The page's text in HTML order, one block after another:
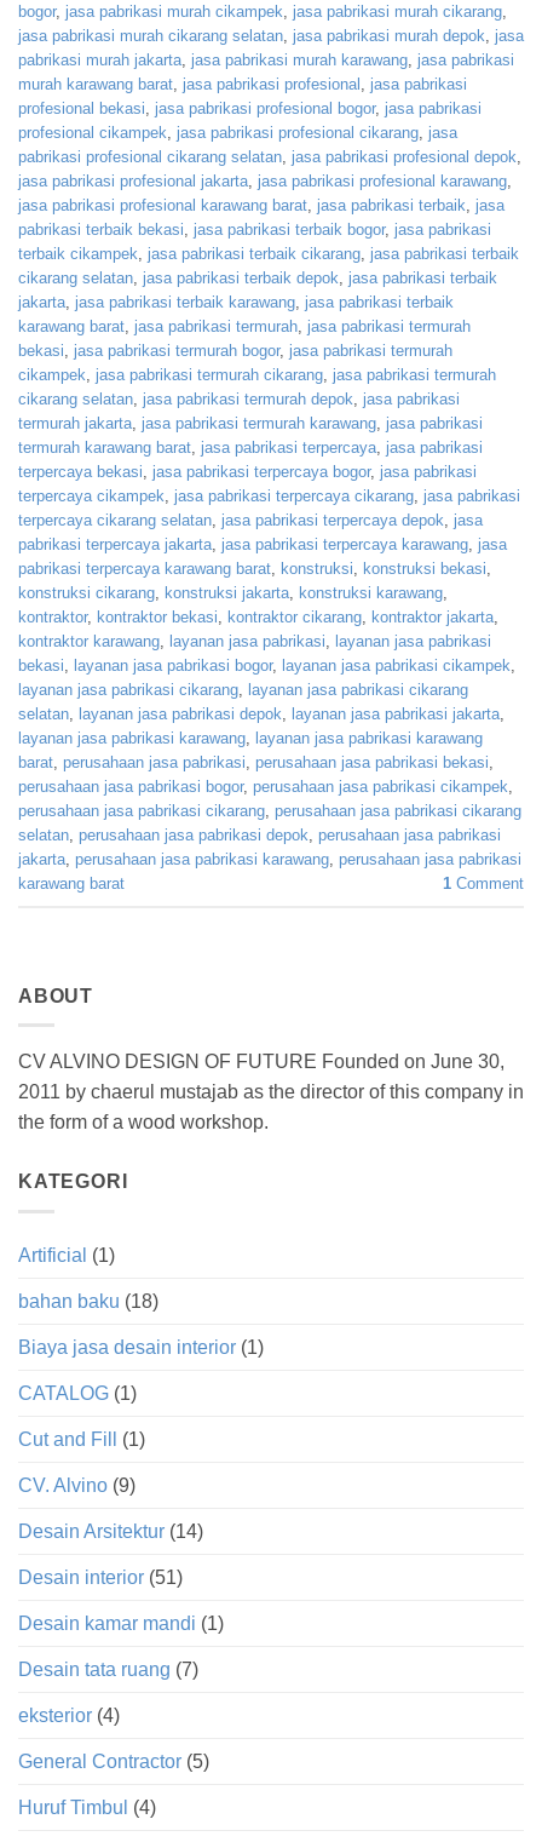
bogor, jasa pabrikasi murah cikampek, jasa pabrikasi murah cikarang,
jasa pabrikasi murah cikarang selatan, jasa pabrikasi murah depok, jasa
pabrikasi murah jakarta, jasa pabrikasi murah karawang, jasa pabrikasi
murah karawang barat, jasa pabrikasi profesional , jasa pabrikasi
profesional bekasi, jasa pabrikasi profesional bogor, jasa pabrikasi
profesional cikampek, jasa pabrikasi profesional cikarang, jasa
pabrikasi profesional cikarang selatan, jasa pabrikasi profesional depok,
jasa pabrikasi profesional jakarta, jasa pabrikasi profesional karawang,
jasa pabrikasi profesional karawang barat, jasa pabrikasi terbaik, jasa
pabrikasi terbaik bekasi, jasa pabrikasi terbaik bogor, jasa pabrikasi
terbaik cikampek, jasa pabrikasi terbaik cikarang, jasa pabrikasi terbaik
cikarang selatan, jasa pabrikasi terbaik depok, jasa pabrikasi terbaik
jakarta, jasa pabrikasi terbaik karawang, jasa pabrikasi terbaik
karawang barat, jasa pabrikasi termurah, jasa pabrikasi termurah
bekasi, jasa pabrikasi termurah bogor, jasa pabrikasi termurah
cikampek, jasa pabrikasi termurah cikarang, jasa pabrikasi termurah
cikarang selatan, jasa pabrikasi termurah depok, jasa pabrikasi
termurah jakarta, jasa pabrikasi termurah karawang, jasa pabrikasi
termurah karawang barat, jasa pabrikasi terpercaya, jasa pabrikasi
terpercaya bekasi, jasa pabrikasi terpercaya bogor, jasa pabrikasi
terpercaya cikampek, jasa pabrikasi terpercaya cikarang, jasa pabrikasi
terpercaya cikarang selatan, jasa pabrikasi terpercaya depok, jasa
pabrikasi terpercaya jakarta, jasa pabrikasi terpercaya karawang, jasa
pabrikasi terpercaya karawang barat, konstruksi, konstruksi bekasi,
konstruksi cikarang, konstruksi jakarta, konstruksi karawang,
kontraktor, kontraktor bekasi, kontraktor cikarang, kontraktor jakarta,
kontraktor karawang, layanan jasa pabrikasi, layanan jasa pabrikasi
bekasi, layanan jasa pabrikasi bogor, layanan jasa pabrikasi cikampek,
layanan jasa pabrikasi cikarang, layanan jasa pabrikasi cikarang
selatan, layanan jasa pabrikasi depok, layanan jasa pabrikasi jakarta,
layanan jasa pabrikasi karawang, layanan jasa pabrikasi karawang
barat, perusahaan jasa pabrikasi, perusahaan jasa pabrikasi bekasi,
perusahaan jasa pabrikasi bogor, perusahaan jasa pabrikasi cikampek,
perusahaan jasa pabrikasi cikarang, perusahaan jasa pabrikasi cikarang
selatan, perusahaan jasa pabrikasi depok, perusahaan jasa pabrikasi
jakarta, perusahaan jasa pabrikasi karawang, perusahaan jasa pabrikasi
karawang barat
1 Comment
ABOUT
CV ALVINO DESIGN OF FUTURE Founded on June 30,
2011 by chaerul mustajab as the director of this company in
the form of a wood workshop.
KATEGORI
Artificial (1)
bahan baku (18)
Biaya jasa desain interior (1)
CATALOG (1)
Cut and Fill (1)
CV. Alvino (9)
Desain Arsitektur (14)
Desain interior (51)
Desain kamar mandi (1)
Desain tata ruang (7)
eksterior (4)
General Contractor (5)
Huruf Timbul (4)